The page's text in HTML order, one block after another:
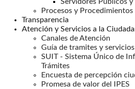
Procesos y Procedimientos
Transparencia
Atención y Servicios a la
Canales de Atención
Guía de tramites y servicios
SUIT - Sistema Único de
Trámites
Encuesta de percepción
Promesa de valor del IPES